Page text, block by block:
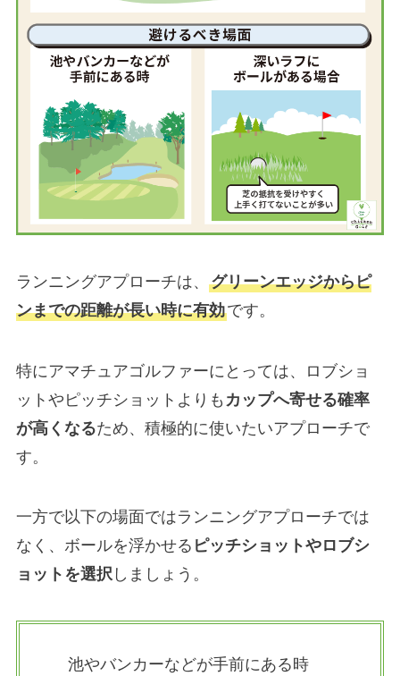
ランニングアプローチは、 グリーンエッジからピ
ンまでの距離が長い時に有効です。
特にアマチュアゴルファーにとっては、ロブショ
ットやピッチショットよりも カップへ寄せる確率
が高くなるため、積極的に使いたいアプローチで
す。
一方で以下の場面ではランニングアプローチでは
なく、ボールを浮かせる ピッチショットやロブシ
ョットを選択しましょう。
池やバンカーなどが手前にある時